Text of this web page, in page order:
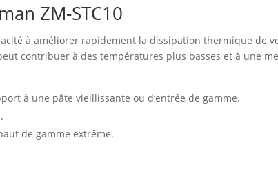
ZM-STC10
à améliorer rapidement la dissipation thermique de
contribuer à des températures plus basses et à une
à une pâte vieillissante ou d’entrée de gamme.
de gamme extrême.